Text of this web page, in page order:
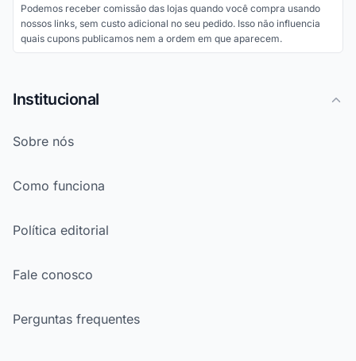
Podemos receber comissão das lojas quando você compra usando
nossos links, sem custo adicional no seu pedido. Isso não influencia
quais cupons publicamos nem a ordem em que aparecem.
Institucional
Sobre nós
Como funciona
Política editorial
Fale conosco
Perguntas frequentes